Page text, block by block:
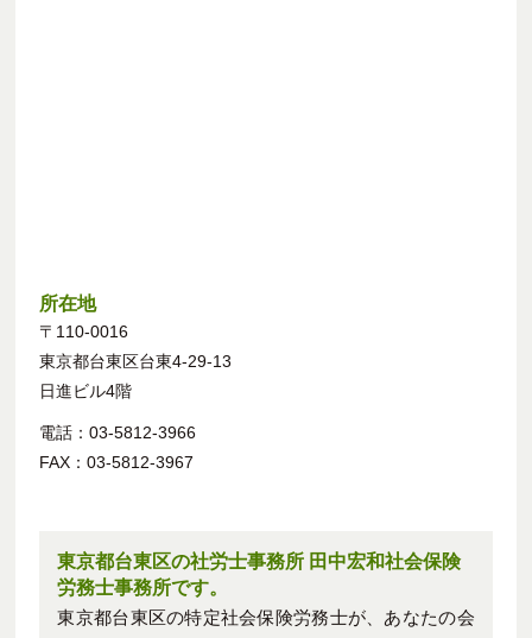
所在地
〒110-0016
東京都台東区台東4-29-13
日進ビル4階
電話：03-5812-3966
FAX：03-5812-3967
東京都台東区の社労士事務所 田中宏和社会保険
労務士事務所です。
東京都台東区の特定社会保険労務士が、あなたの会